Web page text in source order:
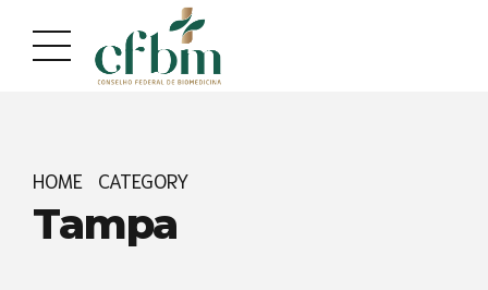
conteúdo
navegação
HOME CATEGORY
Tampa